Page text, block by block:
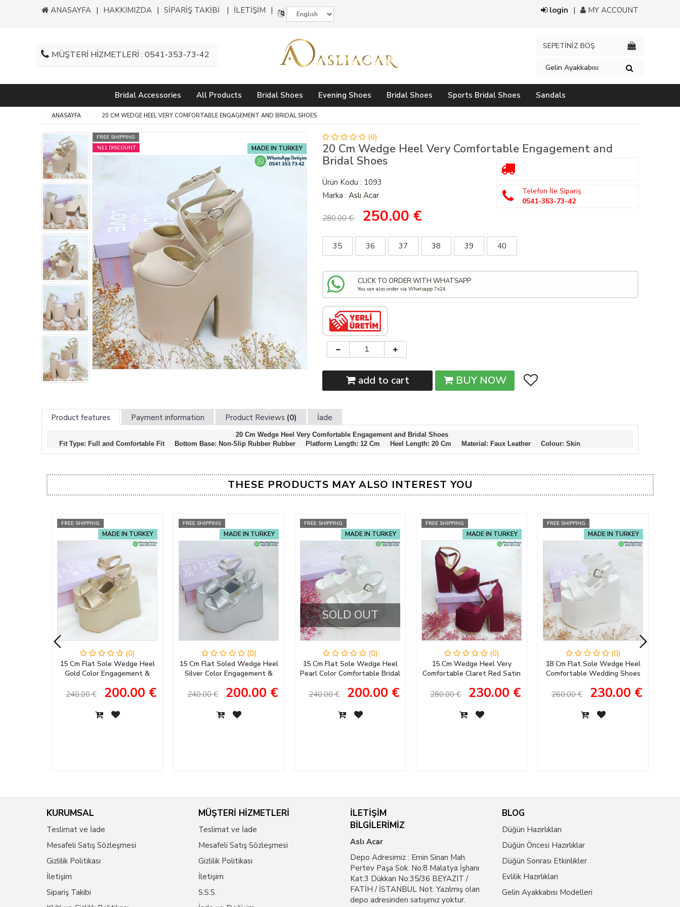
ANASAYFA HAKKIMIZDA SİPARİŞ TAKİBİ İLETİŞİM login MY ACCOUNT
MÜŞTERİ HİZMETLERİ : 0541-353-73-42
SEPETİNİZ BOŞ
Bridal Accessories All Products Bridal Shoes Evening Shoes Bridal Shoes Sports Bridal Shoes Sandals
ANASAYFA 20 CM WEDGE HEEL VERY COMFORTABLE ENGAGEMENT AND BRIDAL SHOES
FREE SHIPPING
%11 DISCOUNT
MADE IN TURKEY
(0)
20 Cm Wedge Heel Very Comfortable Engagement and
Bridal Shoes
Ürün Kodu : 1093
Marka : Aslı Acar
280.00 € 250.00 €
35 36 37 38 39 40
CLICK TO ORDER WITH WHATSAPP
You can also order via Whatsapp 7x24.
add to cart BUY NOW
Telefon İle Sipariş
0541-353-73-42
Product features Payment information Product Reviews (0) İade
20 Cm Wedge Heel Very Comfortable Engagement and Bridal Shoes
Fit Type: Full and Comfortable Fit     Bottom Base: Non-Slip Rubber Rubber     Platform Length: 12 Cm     Heel Length: 20 Cm     Material: Faux Leather     Colour: Skin
THESE PRODUCTS MAY ALSO INTEREST YOU
FREE SHIPPING
MADE IN TURKEY
(0)
15 Cm Flat Sole Wedge Heel
Gold Color Engagement &
240.00 € 200.00 €
FREE SHIPPING
MADE IN TURKEY
(0)
15 Cm Flat Soled Wedge Heel
Silver Color Engagement &
240.00 € 200.00 €
SOLD OUT
FREE SHIPPING
MADE IN TURKEY
(0)
15 Cm Flat Sole Wedge Heel
Pearl Color Comfortable Bridal
240.00 € 200.00 €
FREE SHIPPING
MADE IN TURKEY
(0)
15 Cm Wedge Heel Very
Comfortable Claret Red Satin
280.00 € 230.00 €
FREE SHIPPING
MADE IN TURKEY
(0)
18 Cm Flat Sole Wedge Heel
Comfortable Wedding Shoes
260.00 € 230.00 €
KURUMSAL
Teslimat ve İade
Mesafeli Satış Sözleşmesi
Gizlilik Politikası
İletişim
Sipariş Takibi
MÜŞTERİ HİZMETLERİ
Teslimat ve İade
Mesafeli Satış Sözleşmesi
Gizlilik Politikası
İletişim
S.S.S.
İLETİŞİM
BİLGİLERİMİZ
Aslı Acar
Depo Adresimiz : Emin Sinan Mah.
Pertev Paşa Sok. No:8 Malatya İşhanı
Kat:3 Dükkan No:35/36 BEYAZIT /
FATİH / İSTANBUL Not: Yazılmış olan
depo adresinden satışımız yoktur.
BLOG
Düğün Hazırlıkları
Düğün Öncesi Hazırlıklar
Düğün Sonrası Etkinlikler
Evlilik Hazırlıkları
Gelin Ayakkabısı Modelleri